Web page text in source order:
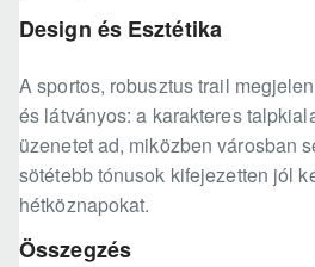
Design és Esztétika
A sportos, robusztus trail
és látványos: a karakteres
üzenetet ad, miközben városban
sötétebb tónusok kifejezetten jól
hétköznapokat.
Összegzés